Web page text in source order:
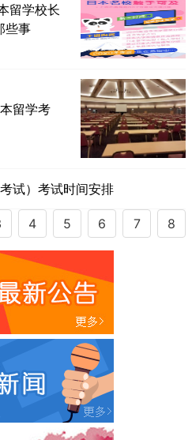
留学校长
些事
留学考
试）考试时间安排
4 5 6 7 8